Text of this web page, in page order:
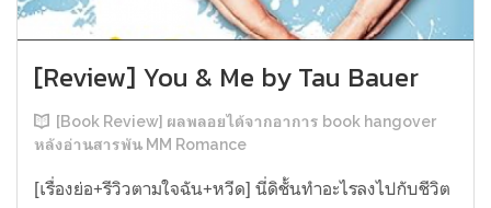
[Review] You & Me by Tau Bauer
[Book Review] ผลพลอยได้จากอาการ book hangover
หลังอ่านสารพัน MM Romance
[เรื่องย่อ+รีวิวตามใจฉัน+หวีด] นี่ดิชั้นทำอะไรลงไปกับชีวิต